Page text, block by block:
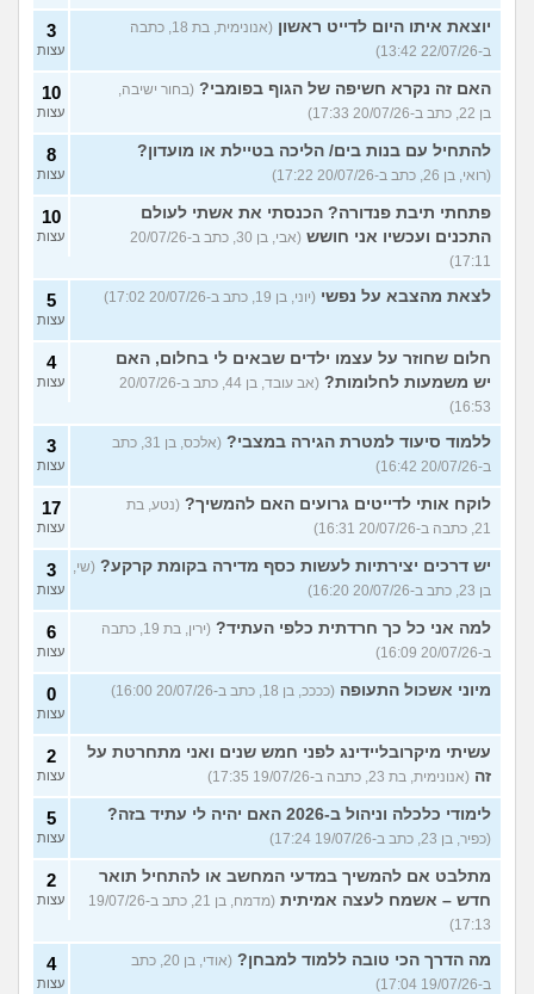
יוצאת איתו היום לדייט ראשון
(אנונימית, בת 18, כתבה
ב-22/07/26 13:42)
3
עצות
האם זה נקרא חשיפה של הגוף בפומבי? (בחור ישיבה,
בן 22, כתב ב-20/07/26 17:33)
10
עצות
להתחיל עם בנות בים/ הליכה בטיילת או מועדון?
(רואי, בן 26, כתב ב-20/07/26 17:22)
8
עצות
פתחתי תיבת פנדורה? הכנסתי את אשתי לעולם
התכנים ועכשיו אני חושש
(אבי, בן 30, כתב ב-20/07/26
17:11)
10
עצות
לצאת מהצבא על נפשי (יוני, בן 19, כתב ב-20/07/26 17:02) 5
עצות
חלום שחוזר על עצמו ילדים שבאים לי בחלום, האם
יש משמעות לחלומות?
(אב עובד, בן 44, כתב ב-20/07/26
16:53)
4
עצות
ללמוד סיעוד למטרת הגירה במצבי?
(אלכס, בן 31, כתב
ב-20/07/26 16:42)
3
עצות
לוקח אותי לדייטים גרועים האם להמשיך? (נטע, בת
21, כתבה ב-20/07/26 16:31)
17
עצות
יש דרכים יצירתיות לעשות כסף מדירה בקומת קרקע? (שי,
בן 23, כתב ב-20/07/26 16:20)
3
עצות
למה אני כל כך חרדתית כלפי העתיד?
(ירין, בת 19, כתבה
ב-20/07/26 16:09)
6
עצות
מיוני אשכול התעופה (ככככ, בן 18, כתב ב-20/07/26 16:00) 0
עצות
עשיתי מיקרובליידינג לפני חמש שנים ואני מתחרטת על
זה (אנונימית, בת 23, כתבה ב-19/07/26 17:35)
2
עצות
לימודי כלכלה וניהול ב-2026 האם יהיה לי עתיד בזה?
(כפיר, בן 23, כתב ב-19/07/26 17:24)
5
עצות
מתלבט אם להמשיך במדעי המחשב או להתחיל תואר
חדש – אשמח לעצה אמיתית
(מדמח, בן 21, כתב ב-19/07/26
17:13)
2
עצות
מה הדרך הכי טובה ללמוד למבחן?
(אודי, בן 20, כתב
ב-19/07/26 17:04)
4
עצות